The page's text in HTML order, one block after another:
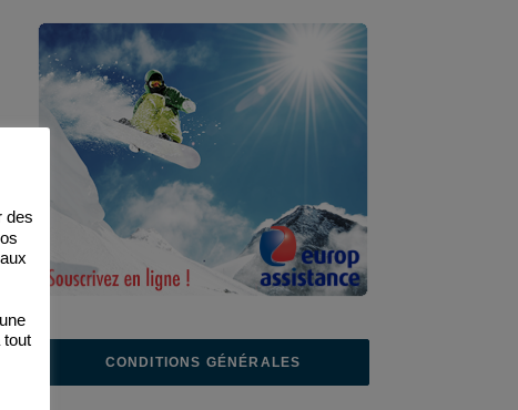
CONDITIONS GÉNÉRALES
des
tout